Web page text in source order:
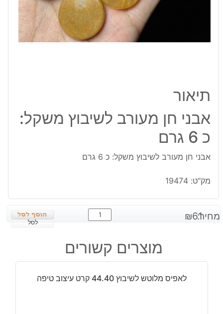
תיאור
אבני חן מעורב לשיבוץ משקל:
כ 6 גרם
אבני חן מעורב לשיבוץ משקל: כ 6 גרם
מק"ט: 19474
מחיר: ₪61
כמות
של
חן
מעורב
משקל:
לסל
מוצרים קשורים
לאפיס מלוטש לשיבוץ 44.40 קרט עיצוב טיפה